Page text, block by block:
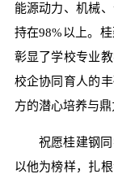
能源动力、机械
持在98%以上。
彰显了学校专业
校企协同育人的
方的潜心培养与
祝愿桂建钢
以他为榜样，扎